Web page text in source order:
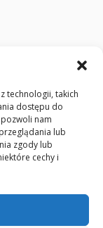
technologii, takich
dostępu do
nam
lub
zgody lub
cechy i